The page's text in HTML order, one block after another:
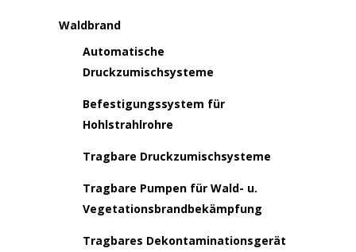
Waldbrand
Automatische
Druckzumischsysteme
Befestigungssystem für
Hohlstrahlrohre
Tragbare Druckzumischsysteme
Tragbare Pumpen für Wald- u.
Vegetationsbrandbekämpfung
Tragbares Dekontaminationsgerät